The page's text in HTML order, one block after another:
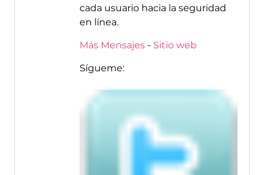
cada usuario hacia la seguridad
en línea.
Más Mensajes- Sitio web
Sígueme: